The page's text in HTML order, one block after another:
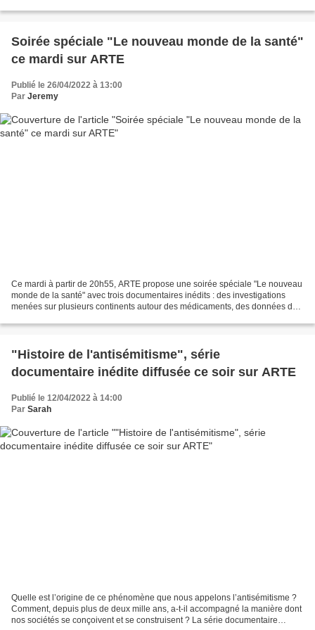
Soirée spéciale "Le nouveau monde de la santé"
ce mardi sur ARTE
Publié le 26/04/2022 à 13:00
Par Jeremy
Ce mardi à partir de 20h55, ARTE propose une soirée spéciale "Le nouveau
monde de la santé" avec trois documentaires inédits : des investigations
menées sur plusieurs continents autour des médicaments, des données de
"Histoire de l'antisémitisme", série
documentaire inédite diffusée ce soir sur ARTE
Publié le 12/04/2022 à 14:00
Par Sarah
Quelle est l’origine de ce phénomène que nous appelons l’antisémitisme ?
Comment, depuis plus de deux mille ans, a-t-il accompagné la manière dont
nos sociétés se conçoivent et se construisent ? La série documentaire